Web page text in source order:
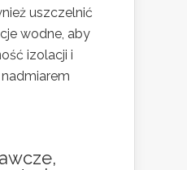
uszczelnić
wodne, aby
izolacji i